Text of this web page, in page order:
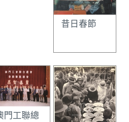
昔日春節
門工聯總